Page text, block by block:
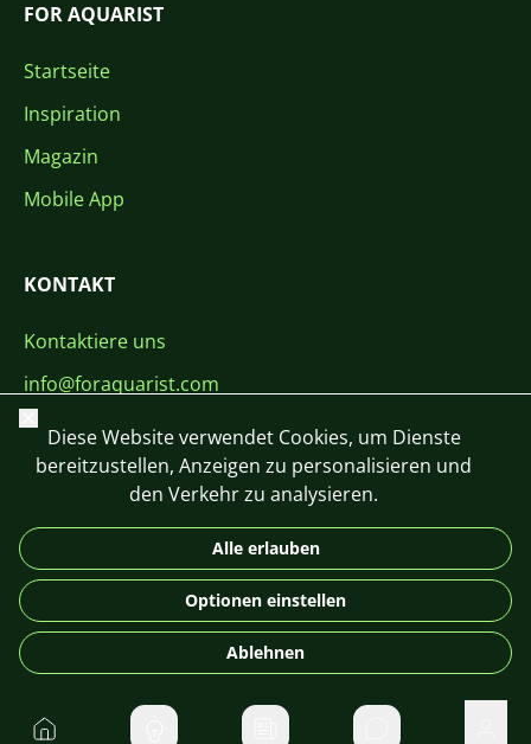
FOR AQUARIST
Startseite
Inspiration
Magazin
Mobile App
KONTAKT
Kontaktiere uns
info@foraquarist.com
+420 603 449 602
DE
© 2026 For Aquarist
Schließen
Diese Website verwendet Cookies, um Dienste
bereitzustellen, Anzeigen zu personalisieren und
den Verkehr zu analysieren.
Alle erlauben
Optionen einstellen
Ablehnen